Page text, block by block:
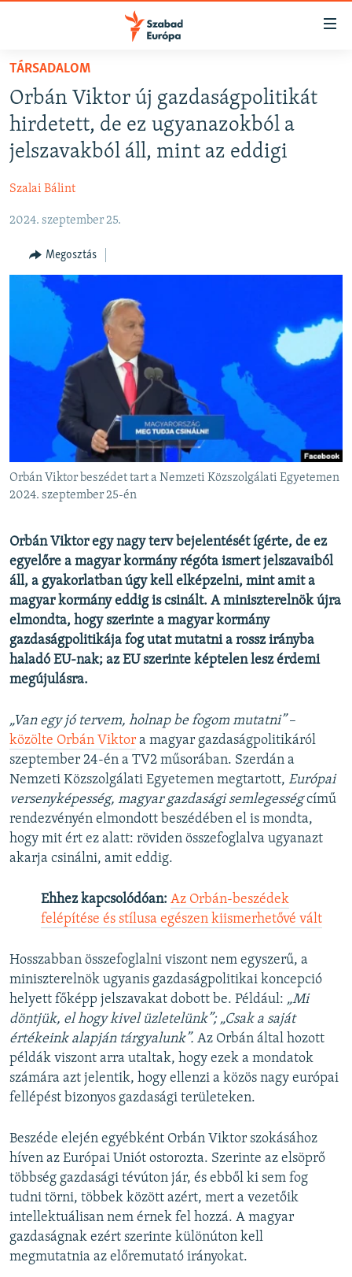
Akadálymentes
Ugrás
fő
oldalra
Ugrás
tartalomjegyzékre
NAPIRENDEN
AKTUÁLIS
PODCASTOK
ELEMZŐ
NER15
SZABADON
TÁRSADALOM
DEMOKRÁCIA
A PÉNZ NYOMÁBAN
EURÓPAI UNIÓ
KLÍMAVÁLTOZÁS
A MÚLT TANULSÁGAI
KÖVESSEN MINKET!
Valamennyi RFE/RL weboldal
TÁRSADALOM
Orbán Viktor új gazdaságpolitikát
hirdetett, de ez ugyanazokból a
jelszavakból áll, mint az eddigi
Szalai Bálint
2024. szeptember 25.
Megosztás
Orbán Viktor beszédet tart a Nemzeti Közszolgálati Egyetemen
2024. szeptember 25-én
Orbán Viktor egy nagy terv bejelentését ígérte, de ez
egyelőre a magyar kormány régóta ismert jelszavaiból
áll, a gyakorlatban úgy kell elképzelni, mint amit a
magyar kormány eddig is csinált. A miniszterelnök újra
elmondta, hogy szerinte a magyar kormány
gazdaságpolitikája fog utat mutatni a rossz irányba
haladó EU-nak; az EU szerinte képtelen lesz érdemi
megújulásra.
„Van egy jó tervem, holnap be fogom mutatni” –
közölte Orbán Viktor a magyar gazdaságpolitikáról
szeptember 24-én a TV2 műsorában. Szerdán a
Nemzeti Közszolgálati Egyetemen megtartott, Európai
versenyképesség, magyar gazdasági semlegességcímű
rendezvényén elmondott beszédében el is mondta,
hogy mit ért ez alatt: röviden összefoglalva ugyanazt
akarja csinálni, amit eddig.
Ehhez kapcsolódóan: Az Orbán-beszédek
felépítése és stílusa egészen kiismerhetővé vált
Hosszabban összefoglalni viszont nem egyszerű, a
miniszterelnök ugyanis gazdaságpolitikai koncepció
helyett főképp jelszavakat dobott be. Például: „Mi
döntjük, el hogy kivel üzletelünk”; „Csak a saját
értékeink alapján tárgyalunk”. Az Orbán által hozott
példák viszont arra utaltak, hogy ezek a mondatok
számára azt jelentik, hogy ellenzi a közös nagy európai
fellépést bizonyos gazdasági területeken.
Beszéde elején egyébként Orbán Viktor szokásához
híven az Európai Uniót ostorozta. Szerinte az elsöprő
többség gazdasági tévúton jár, és ebből ki sem fog
tudni törni, többek között azért, mert a vezetőik
intellektuálisan nem érnek fel hozzá. A magyar
gazdaságnak ezért szerinte különúton kell
megmutatnia az előremutató irányokat.
FELIRATKOZÁS